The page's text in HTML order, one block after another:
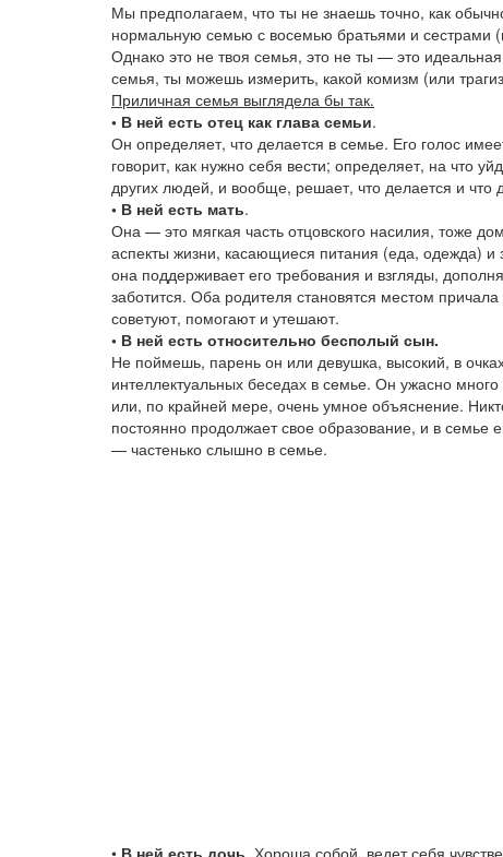
Мы предполагаем, что ты не знаешь точно, как
нормальную семью с восемью братьями и сестрами
Однако это не твоя семья, это не ты — это
семья, ты можешь измерить, какой комизм (или
Приличная семья выглядела бы так.
• В ней есть отец как глава семьи.
Он определяет, что делается в семье. Его голос
говорит, как нужно себя вести; определяет, на что
других людей, и вообще, решает, что делается и
• В ней есть мать.
Она — это мягкая часть отцовского насилия, тоже
аспекты жизни, касающиеся питания (еда, одежда)
она поддерживает его требования и взгляды,
заботится. Оба родителя становятся местом
советуют, помогают и утешают.
• В ней есть относительно бесполый сын.
Не поймешь, парень он или девушка, высокий, в
интеллектуальных беседах в семье. Он ужасно
или, по крайней мере, очень умное объяснение.
постоянно продолжает свое образование, и в семье
— частенько слышно в семье.